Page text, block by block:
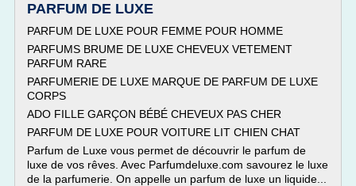
PARFUM DE LUXE
PARFUM DE LUXE POUR FEMME POUR HOMME
PARFUMS BRUME DE LUXE CHEVEUX VETEMENT
PARFUM RARE
PARFUMERIE DE LUXE MARQUE DE PARFUM DE LUXE
CORPS
ADO FILLE GARÇON BÉBÉ CHEVEUX PAS CHER
PARFUM DE LUXE POUR VOITURE LIT CHIEN CHAT
Parfum de Luxe vous permet de découvrir le parfum de
luxe de vos rêves. Avec Parfumdeluxe.com savourez le luxe
de la parfumerie. On appelle un parfum de luxe un liquide...